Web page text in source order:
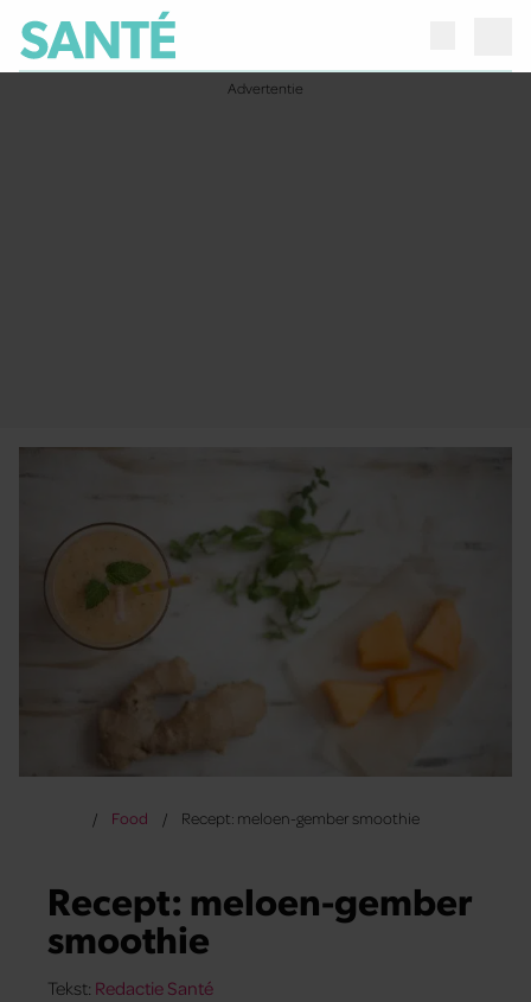
Food Recept: meloen-gember smoothie
Recept: meloen-gember
smoothie
Tekst: Redactie Santé